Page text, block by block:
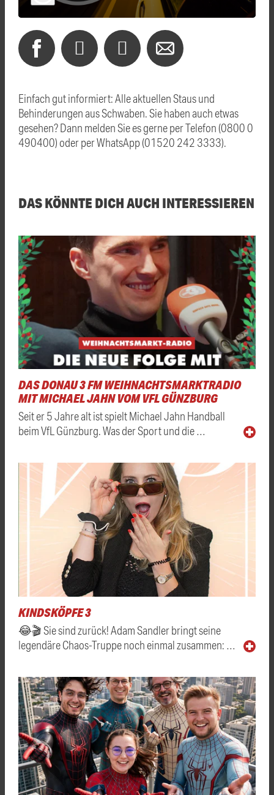
Einfach gut informiert: Alle aktuellen Staus und
Behinderungen aus Schwaben. Sie haben auch etwas
gesehen? Dann melden Sie es gerne per Telefon (0800 0
490400) oder per WhatsApp (01520 242 3333).
DAS KÖNNTE DICH AUCH INTERESSIEREN
DAS DONAU 3 FM WEIHNACHTSMARKTRADIO
MIT MICHAEL JAHN VOM VFL GÜNZBURG
Seit er 5 Jahre alt ist spielt Michael Jahn Handball
beim VfL Günzburg. Was der Sport und die …
KINDSKÖPFE 3
😂🎬 Sie sind zurück! Adam Sandler bringt seine
legendäre Chaos-Truppe noch einmal zusammen: …